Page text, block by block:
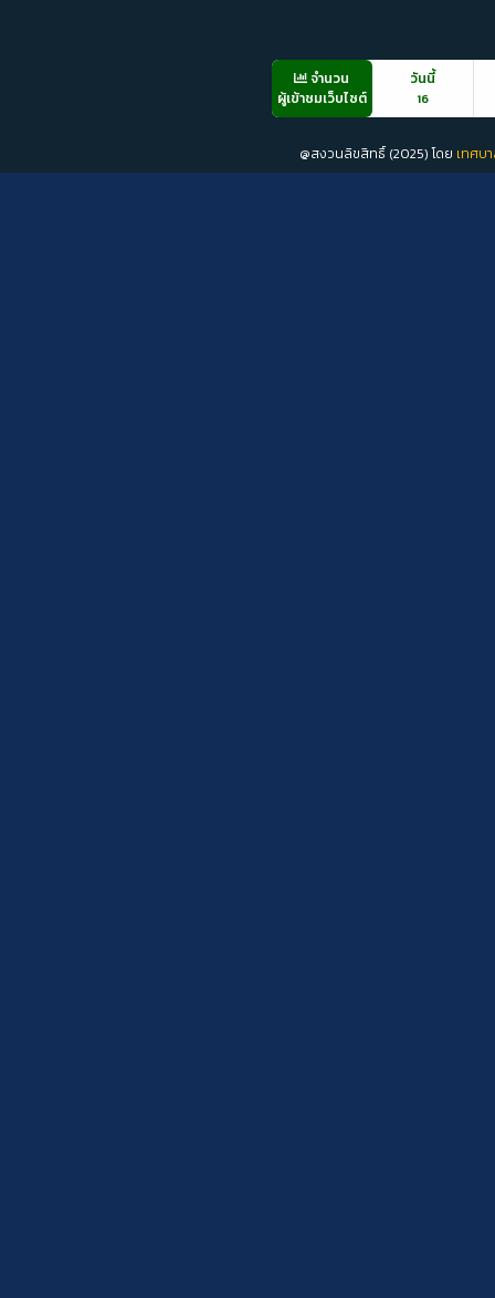
จำนวน
ผู้เข้าชมเว็บไซต์
วันนี้
16
@สงวนลิขสิทธิ์ (2025) โดย เทศบ